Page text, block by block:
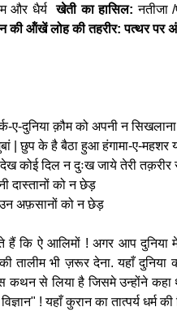
और धैर्यखेती का हासिल:नतीजा
की ऑंखें लोह की तहरीर: पत्थर पर
ए-दुनिया क़ौम को अपनी न
| छुप के है बैठा हुआ हंगामा-ए-महशर
कोई दिल न दुःख जाये तेरी तक़रीर
दास्तानों को न छेड़
अफ़सानों को न छेड़
हैं कि ऐ आलिमों ! अगर आप दुनिया
तालीम भी ज़रूर देना. यहाँ
कथन से लिया है जिसमे उन्होंने
! यहाँ कुरान का तात्पर्य धर्म की